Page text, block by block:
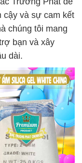
cậy và sự cam kết
chúng tôi mang
bạn và xây
dài.